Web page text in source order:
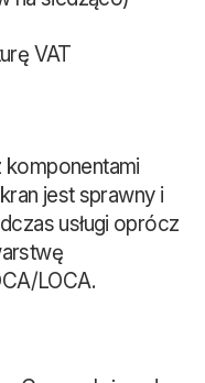
VAT
komponentami
jest sprawny i
usługi oprócz
LOCA.